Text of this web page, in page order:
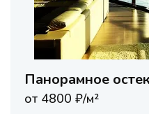
Панорамное
от 4800 ₽/м²